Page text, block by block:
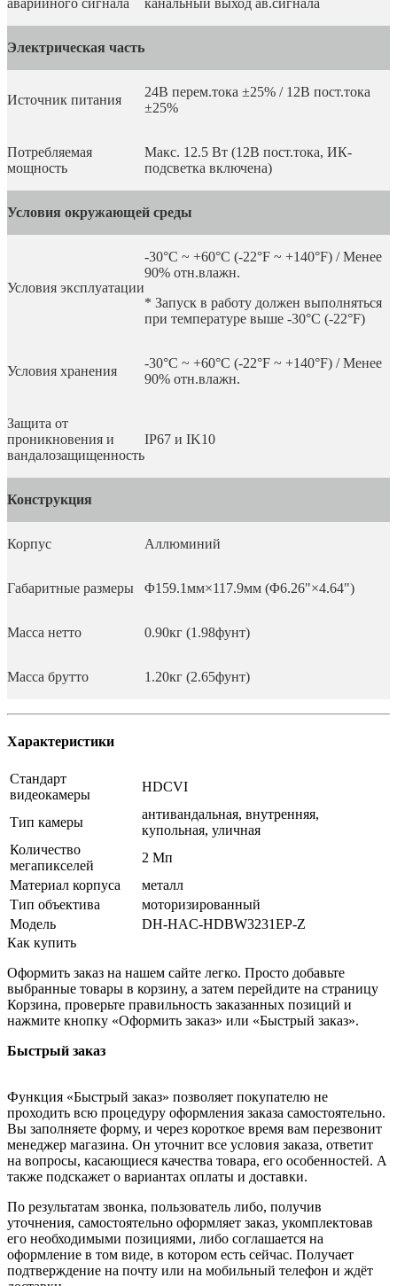
Электрическая часть
Источник питания
24В перем.тока ±25% / 12В пост.тока
±25%
Потребляемая
мощность
Макс. 12.5 Вт (12В пост.тока, ИК-
подсветка включена)
Условия окружающей среды
Условия эксплуатации
-30°C ~ +60°C (-22°F ~ +140°F) / Менее
90% отн.влажн.
* Запуск в работу должен выполняться
при температуре выше -30°C (-22°F)
Условия хранения
-30°C ~ +60°C (-22°F ~ +140°F) / Менее
90% отн.влажн.
Защита от
проникновения и
вандалозащищенность
IP67 и IK10
Конструкция
Корпус Аллюминий
Габаритные размеры Φ159.1мм×117.9мм (Φ6.26"×4.64")
Масса нетто 0.90кг (1.98фунт)
Масса брутто 1.20кг (2.65фунт)
Характеристики
Стандарт
видеокамеры
HDCVI
Тип камеры
антивандальная, внутренняя,
купольная, уличная
Количество
мегапикселей
2 Мп
Материал корпуса
металл
Тип объектива
моторизированный
Модель
DH-HAC-HDBW3231EP-Z
Как купить
Оформить заказ на нашем сайте легко. Просто добавьте
выбранные товары в корзину, а затем перейдите на страницу
Корзина, проверьте правильность заказанных позиций и
нажмите кнопку «Оформить заказ» или «Быстрый заказ».
Быстрый заказ
Функция «Быстрый заказ» позволяет покупателю не
проходить всю процедуру оформления заказа самостоятельно.
Вы заполняете форму, и через короткое время вам перезвонит
менеджер магазина. Он уточнит все условия заказа, ответит
на вопросы, касающиеся качества товара, его особенностей. А
также подскажет о вариантах оплаты и доставки.
По результатам звонка, пользователь либо, получив
уточнения, самостоятельно оформляет заказ, укомплектовав
его необходимыми позициями, либо соглашается на
оформление в том виде, в котором есть сейчас. Получает
подтверждение на почту или на мобильный телефон и ждёт